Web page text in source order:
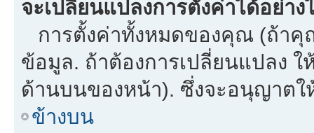
จะเปลี่ยนแปลงการตั้งค่าได้อย่าง
การตั้งค่าทั้งหมดของคุณ (ถ้าคุ
ข้อมูล. ถ้าต้องการเปลี่ยนแปลง
ด้านบนของหน้า). ซึ่งจะอนุญาต
ข้างบน